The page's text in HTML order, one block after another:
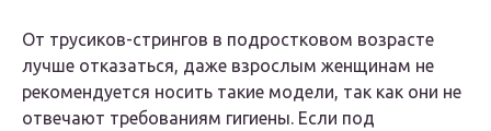
От трусиков-стрингов в подростковом возрасте
лучше отказаться, даже взрослым женщинам не
рекомендуется носить такие модели, так как они не
отвечают требованиям гигиены. Если под